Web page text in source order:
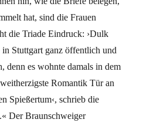
hat, sind die Frauen
die Triade Eindruck: ›Dulk
Stuttgart ganz öffentlich und
denn es wohnte damals in dem
Romantik Tür an
Spießertum‹, schrieb die
Der Braunschweiger